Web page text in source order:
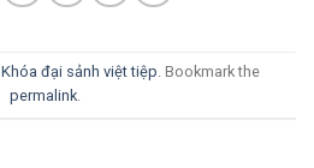
Khóa đại sảnh việt tiệp. Bookmark the
permalink.